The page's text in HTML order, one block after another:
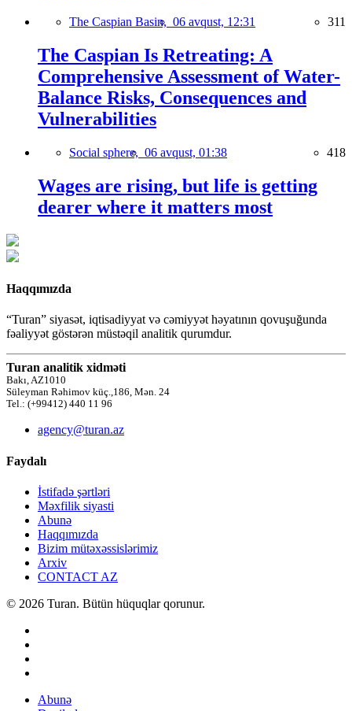
The Caspian Basin, 06 avqust, 12:31 311
The Caspian Is Retreating: A
Comprehensive Assessment of Water-
Balance Risks, Consequences and
Vulnerabilities
Social sphere, 06 avqust, 01:38 418
Wages are rising, but life is getting
dearer where it matters most
Haqqımızda
“Turan” siyasət, iqtisadiyyat və cəmiyyət həyatının qovuşuğunda
fəaliyyət göstərən müstəqil analitik qurumdur.
Turan analitik xidməti
Bakı, AZ1010
Süleyman Rəhimov küç.,186, Mən. 24
Tel.: (+99412) 440 11 96
agency@turan.az
Faydalı
İstifadə şərtləri
Məxfilik siyasti
Abunə
Haqqımızda
Bizim mütəxəssislərimiz
Arxiv
CONTACT AZ
© 2026 Turan. Bütün hüquqlar qorunur.
Abunə